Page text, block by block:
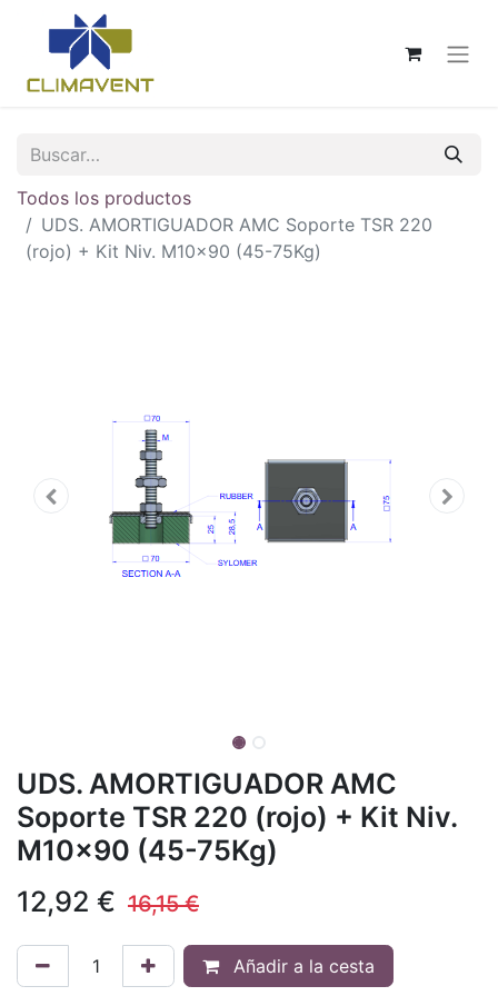
Todos los productos
UDS. AMORTIGUADOR AMC Soporte TSR 220
(rojo) + Kit Niv. M10x90 (45-75Kg)
UDS. AMORTIGUADOR AMC
Soporte TSR 220 (rojo) + Kit Niv.
M10x90 (45-75Kg)
12,92 € 16,15€
Añadir a la cesta